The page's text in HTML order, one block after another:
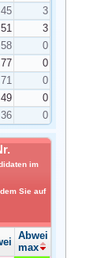
45
3
51
3
58
0
77
0
71
0
49
0
36 0
im
Sie auf
Abweichung
max